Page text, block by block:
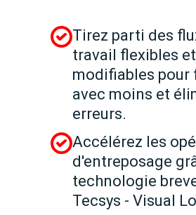
Tirez parti des
travail flexibles et
modifiables pour
avec moins et
erreurs.
Accélérez les
d'entreposage
technologie
Tecsys - Visual